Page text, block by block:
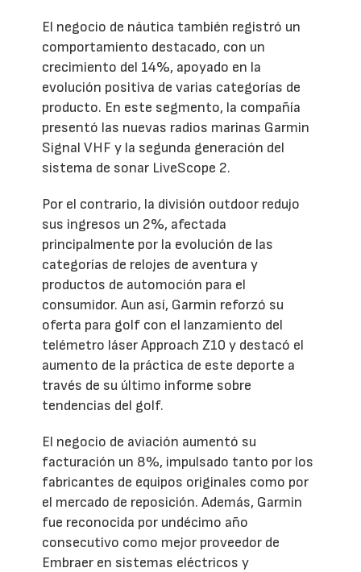
El negocio de náutica también registró un
comportamiento destacado, con un
crecimiento del 14%, apoyado en la
evolución positiva de varias categorías de
producto. En este segmento, la compañía
presentó las nuevas radios marinas Garmin
Signal VHF y la segunda generación del
sistema de sonar LiveScope 2.
Por el contrario, la división outdoor redujo
sus ingresos un 2%, afectada
principalmente por la evolución de las
categorías de relojes de aventura y
productos de automoción para el
consumidor. Aun así, Garmin reforzó su
oferta para golf con el lanzamiento del
telémetro láser Approach Z10 y destacó el
aumento de la práctica de este deporte a
través de su último informe sobre
tendencias del golf.
El negocio de aviación aumentó su
facturación un 8%, impulsado tanto por los
fabricantes de equipos originales como por
el mercado de reposición. Además, Garmin
fue reconocida por undécimo año
consecutivo como mejor proveedor de
Embraer en sistemas eléctricos y